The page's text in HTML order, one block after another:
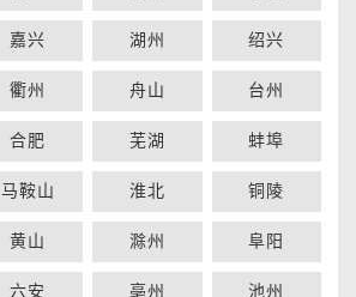
嘉兴 湖州 绍兴
衢州 舟山 台州
合肥 芜湖 蚌埠
马鞍山 淮北 铜陵
黄山 滁州 阜阳
六安 亳州 池州